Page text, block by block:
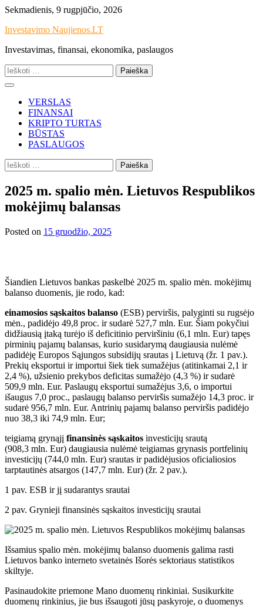
Skip
content
Sekmadienis, 9 rugpjūčio, 2026
Investavimo Naujienos.LT
Investavimas, finansai, ekonomika, paslaugos
Ieškoti:
VERSLAS
FINANSAI
KRIPTO TURTAS
BŪSTAS
PASLAUGOS
Ieškoti:
2025 m. spalio mėn. Lietuvos Respublikos
mokėjimų balansas
Posted on 15 gruodžio, 2025
Šiandien Lietuvos bankas paskelbė 2025 m. spalio mėn. mokėjimų
balanso duomenis, jie rodo, kad:
einamosios sąskaitos balanso (ESB) perviršis, palyginti su rugsėjo
mėn., padidėjo 49,8 proc. ir sudarė 527,7 mln. Eur. Šiam pokyčiui
didžiausią įtaką turėjo iš deficitinio perviršiniu (6,1 mln. Eur) tapęs
pirminių pajamų balansas, kurio susidarymą daugiausia nulėmė
padidėję Europos Sąjungos subsidijų srautas į Lietuvą (žr. 1 pav.).
Prekių eksportui ir importui šiek tiek sumažėjus (atitinkamai 2,1 ir
2,4 %), užsienio prekybos deficitas sumažėjo (4,3 %) ir sudarė
509,9 mln. Eur. Paslaugų eksportui sumažėjus 3,6, o importui
išaugus 7,0 proc., paslaugų balanso perviršis sumažėjo 14,3 proc. ir
sudarė 956,7 mln. Eur. Antrinių pajamų balanso perviršis padidėjo
nuo 38,3 iki 74,9 mln. Eur;
teigiamą grynąjį finansinės sąskaitos investicijų srautą
(908,3 mln. Eur) daugiausia nulėmė teigiamas grynasis portfelinių
investicijų (744,0 mln. Eur) srautas ir padidėjusios oficialiosios
tarptautinės atsargos (147,7 mln. Eur) (žr. 2 pav.).
1 pav. ESB ir jį sudarantys srautai
2 pav. Grynieji finansinės sąskaitos investicijų srautai
Išsamius spalio mėn. mokėjimų balanso duomenis galima rasti
Lietuvos banko interneto svetainės Išorės sektoriaus statistikos
skiltyje.
Pasinaudokite priemone Mano duomenų rinkiniai. Susikurkite
duomenų rinkinius, jie bus išsaugoti jūsų paskyroje, o duomenys